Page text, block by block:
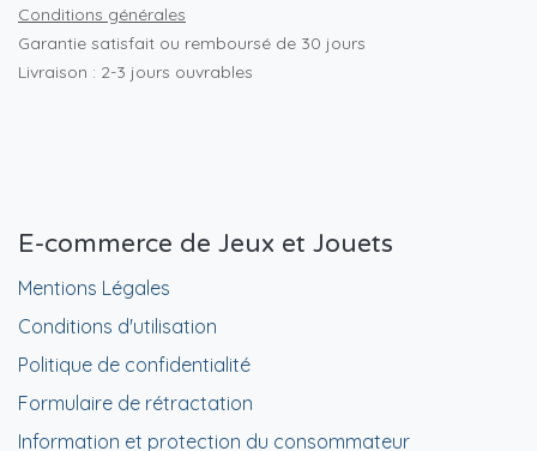
Conditions générales
Garantie satisfait ou remboursé de 30 jours
Livraison : 2-3 jours ouvrables
E-commerce de Jeux et Jouets
Mentions Légales
Conditions d'utilisation
Politique de confidentialité
Formulaire de rétractation
Information et protection du consommateur